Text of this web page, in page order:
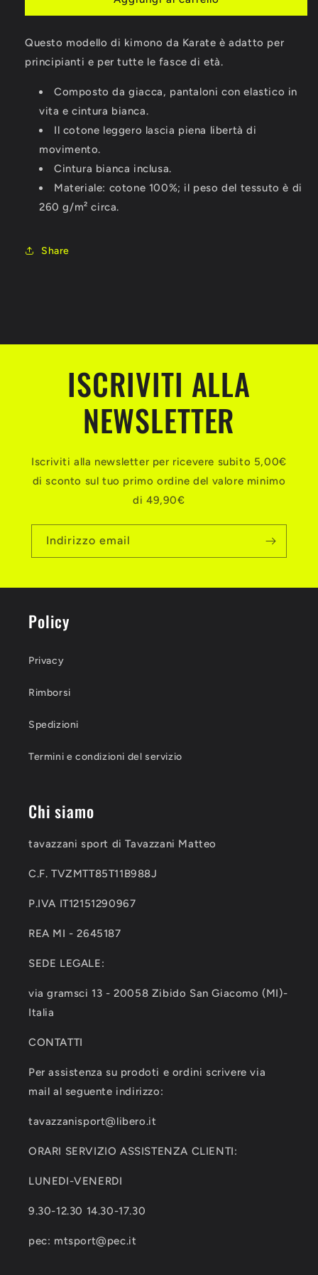
BUSHIDO
COTONE
BUSHIDO
COTONE
Questo modello di kimono da Karate è adatto per
principianti e per tutte le fasce di età.
Composto da giacca, pantaloni con elastico in
vita e cintura bianca.
Il cotone leggero lascia piena libertà di
movimento.
Cintura bianca inclusa.
Materiale: cotone 100%; il peso del tessuto è di
260 g/m² circa.
Share
ISCRIVITI ALLA
NEWSLETTER
Iscriviti alla newsletter per ricevere subito 5,00€
di sconto sul tuo primo ordine del valore minimo
di 49,90€
Indirizzo email
Policy
Privacy
Rimborsi
Spedizioni
Termini e condizioni del servizio
Chi siamo
tavazzani sport di Tavazzani Matteo
C.F. TVZMTT85T11B988J
P.IVA IT12151290967
REA MI - 2645187
SEDE LEGALE:
via gramsci 13 - 20058 Zibido San Giacomo (MI)-
Italia
CONTATTI
Per assistenza su prodoti e ordini scrivere via
mail al seguente indirizzo:
tavazzanisport@libero.it
ORARI SERVIZIO ASSISTENZA CLIENTI:
LUNEDI-VENERDI
9.30-12.30 14.30-17.30
pec: mtsport@pec.it